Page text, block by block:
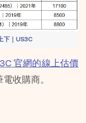
下｜US3C
官網的線上估價
收購商。